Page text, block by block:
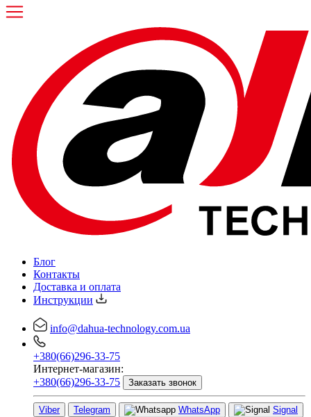
Блог
Контакты
Доставка и оплата
Инструкции
info@dahua-technology.com.ua
+380(66)296-33-75
Интернет-магазин:
+380(66)296-33-75
Заказать звонок
Viber Telegram WhatsApp Signal